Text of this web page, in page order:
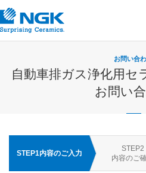
お問い合
自動車排ガス浄化用セ
お問い
STEP1内容のご入力
STEP2
内容のご